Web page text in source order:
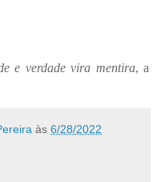
e verdade vira mentira, a
às 6/28/2022